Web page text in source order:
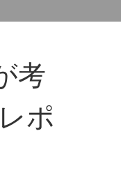
考
ポ